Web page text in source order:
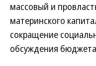
массовый и
материнского
сокращение
обсуждения